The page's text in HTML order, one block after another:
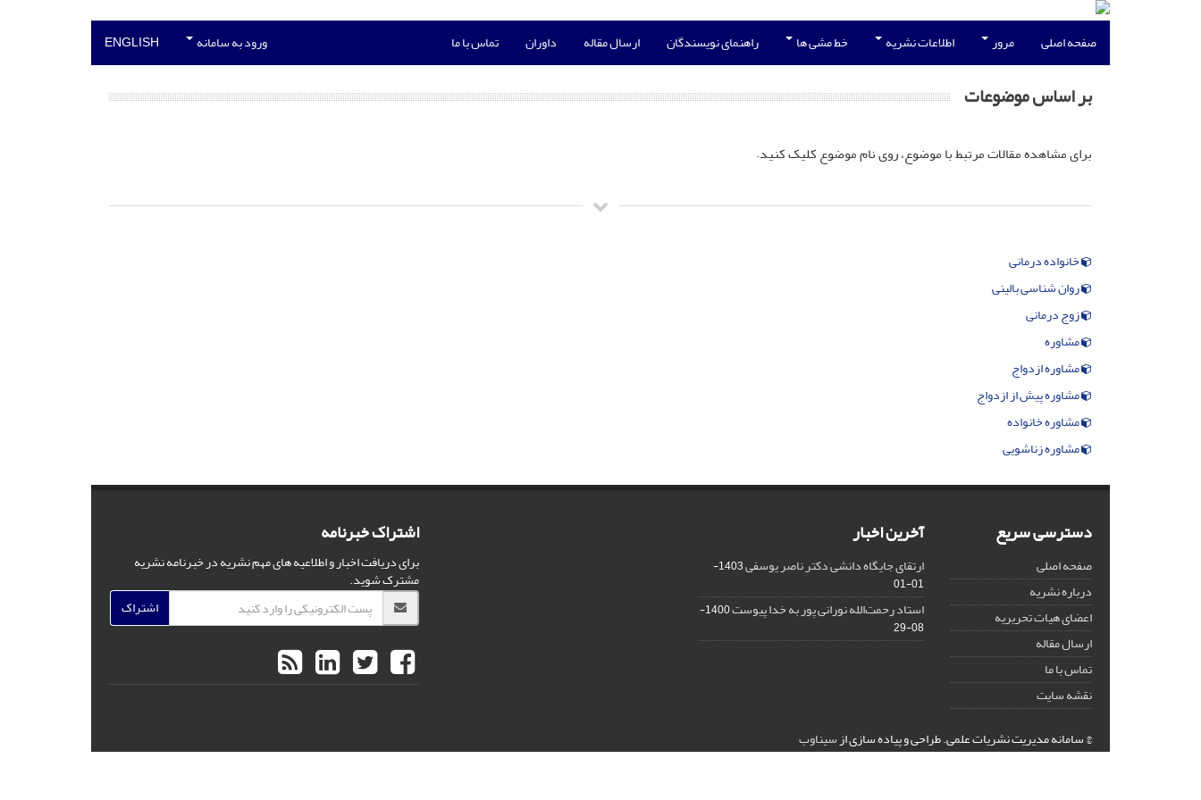
صفحه اصلی مرور اطلاعات نشریه خط مشی ها راهنمای نویسندگان ارسال مقاله داوران تماس با ما ورود به سامانه ENGLISH
بر اساس موضوعات
برای مشاهده مقالات مرتبط با موضوع، روی نام موضوع کلیک کنید.
خانواده درمانی
روان شناسی بالینی
زوج درمانی
مشاوره
مشاوره ازدواج
مشاوره پیش از ازدواج
مشاوره خانواده
مشاوره زناشویی
دسترسی سریع
صفحه اصلی
درباره نشریه
اعضای هیات تحریریه
ارسال مقاله
تماس با ما
نقشه سایت
آخرین اخبار
ارتقای جایگاه دانشی دکتر ناصر یوسفی
1403-
01-01
استاد رحمت‌الله نورانی پور به خدا پیوست
1400-
08-29
اشتراک خبرنامه
برای دریافت اخبار و اطلاعیه های مهم نشریه در خبرنامه نشریه
مشترک شوید.
اشتراک
© سامانه مدیریت نشریات علمی.طراحی و پیاده سازی ازسیناوب